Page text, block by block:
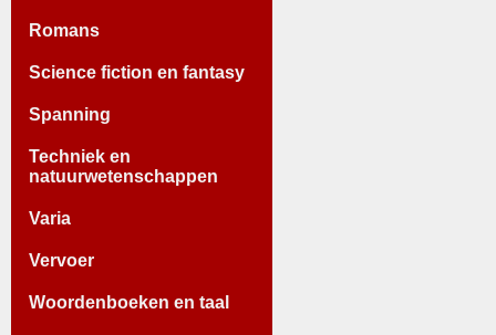
Romans
Science fiction en fantasy
Spanning
Techniek en
natuurwetenschappen
Varia
Vervoer
Woordenboeken en taal